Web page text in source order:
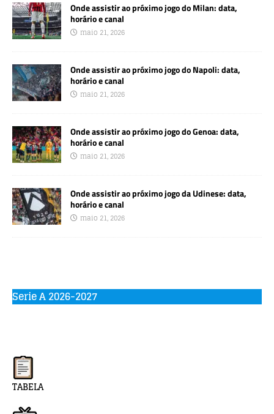
Onde assistir ao próximo jogo do Milan: data,
horário e canal
maio 21, 2026
Onde assistir ao próximo jogo do Napoli: data,
horário e canal
maio 21, 2026
Onde assistir ao próximo jogo do Genoa: data,
horário e canal
maio 21, 2026
Onde assistir ao próximo jogo da Udinese: data,
horário e canal
maio 21, 2026
Serie A 2026-2027
TABELA